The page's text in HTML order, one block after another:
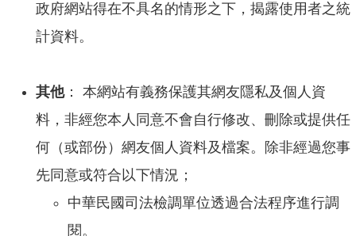
政府網站得在不具名的情形之下，揭露使用者之統
計資料。
其他： 本網站有義務保護其網友隱私及個人資
料，非經您本人同意不會自行修改、刪除或提供任
何（或部份）網友個人資料及檔案。除非經過您事
先同意或符合以下情況；
中華民國司法檢調單位透過合法程序進行調
閱。